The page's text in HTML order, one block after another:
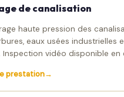
de canalisation
haute pression des
eaux usées industrielles
Inspection vidéo disponible en
prestation